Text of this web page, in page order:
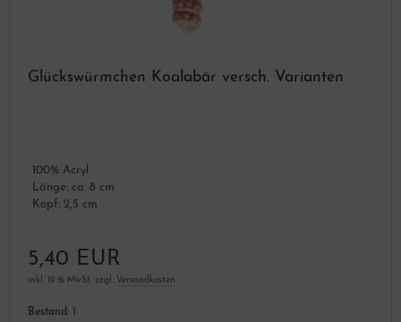
Glückswürmchen Koalabär versch. Varianten
100% Acryl
Länge: ca. 8 cm
Kopf: 2,5 cm
5,40 EUR
inkl. 19 % MwSt. zzgl. Versandkosten
Bestand: